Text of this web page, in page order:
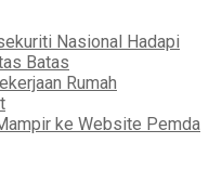
Nasional Hadapi
Batas
Rumah
ke Website Pemda